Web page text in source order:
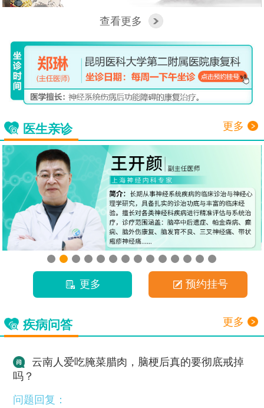
查看更多
医生亲诊 更多
更多 预约挂号
疾病问答 更多
云南人爱吃腌菜腊肉，脑梗后真的要彻底戒掉
吗？
问题回复：